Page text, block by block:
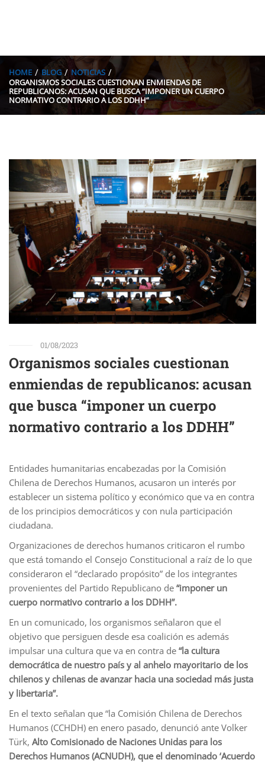
HOME BLOG
NOTICIAS
ORGANISMOS SOCIALES CUESTIONAN ENMIENDAS DE
REPUBLICANOS: ACUSAN QUE BUSCA “IMPONER UN CUERPO
NORMATIVO CONTRARIO A LOS DDHH”
01/08/2023
Organismos sociales cuestionan
enmiendas de republicanos: acusan
que busca “imponer un cuerpo
normativo contrario a los DDHH”
Entidades humanitarias encabezadas por la Comisión
Chilena de Derechos Humanos, acusaron un interés por
establecer un sistema político y económico que va en contra
de los principios democráticos y con nula participación
ciudadana.
Organizaciones de derechos humanos criticaron el rumbo
que está tomando el Consejo Constitucional a raíz de lo que
consideraron el “declarado propósito” de los integrantes
provenientes del Partido Republicano de “imponer un
cuerpo normativo contrario a los DDHH”.
En un comunicado, los organismos señalaron que el
objetivo que persiguen desde esa coalición es además
impulsar una cultura que va en contra de “la cultura
democrática de nuestro país y al anhelo mayoritario de los
chilenos y chilenas de avanzar hacia una sociedad más justa
y libertaria”.
En el texto señalan que “la Comisión Chilena de Derechos
Humanos (CCHDH) en enero pasado, denunció ante Volker
Türk, Alto Comisionado de Naciones Unidas para los
Derechos Humanos (ACNUDH), que el denominado ‘Acuerdo